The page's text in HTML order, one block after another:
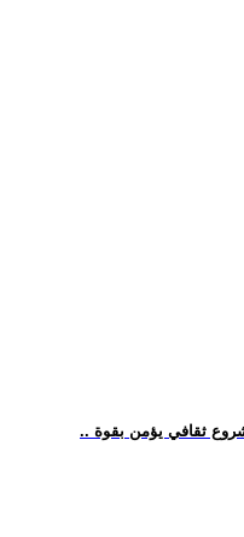
ثقافي يؤمن بقوة